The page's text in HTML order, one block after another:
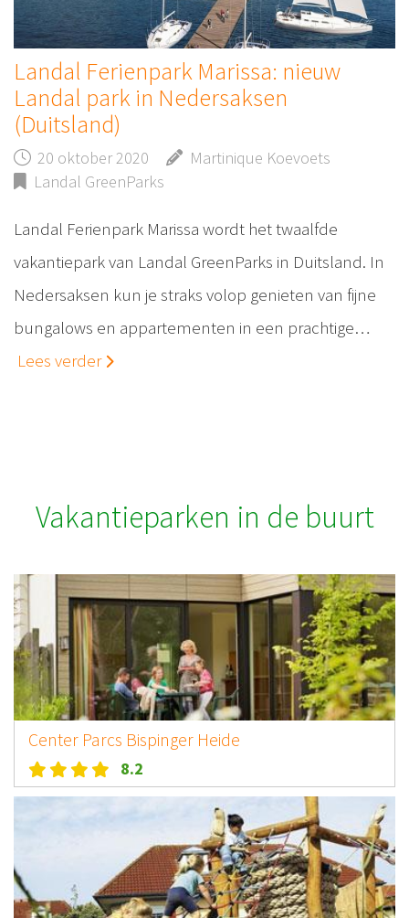
Landal Ferienpark Marissa: nieuw
Landal park in Nedersaksen
(Duitsland)
20 oktober 2020
Martinique Koevoets
Landal GreenParks
Landal Ferienpark Marissa wordt het twaalfde
vakantiepark van Landal GreenParks in Duitsland. In
Nedersaksen kun je straks volop genieten van fijne
bungalows en appartementen in een prachtige…
Lees verder
Vakantieparken in de buurt
Center Parcs Bispinger Heide
8.2